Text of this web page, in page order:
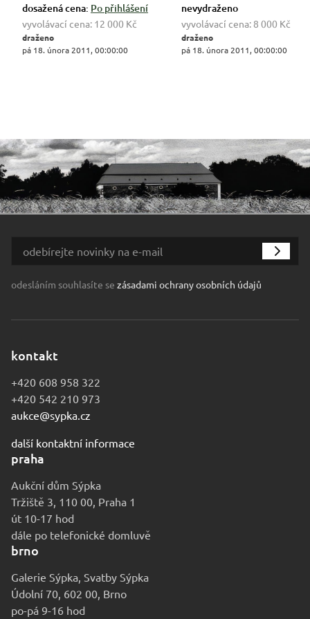
dosažená cena: Po přihlášení
vyvolávací cena: 12 000 Kč
draženo
pá 18. února 2011, 00:00:00
nevydraženo
vyvolávací cena: 8 000 Kč
draženo
pá 18. února 2011, 00:00:00
odesláním souhlasíte se zásadami ochrany osobních údajů
kontakt
+420 608 958 322
+420 542 210 973
aukce@sypka.cz
další kontaktní informace
praha
Aukční dům Sýpka
Tržiště 3, 110 00, Praha 1
út 10-17 hod
dále po telefonické domluvě
brno
Galerie Sýpka, Svatby Sýpka
Údolní 70, 602 00, Brno
po-pá 9-16 hod